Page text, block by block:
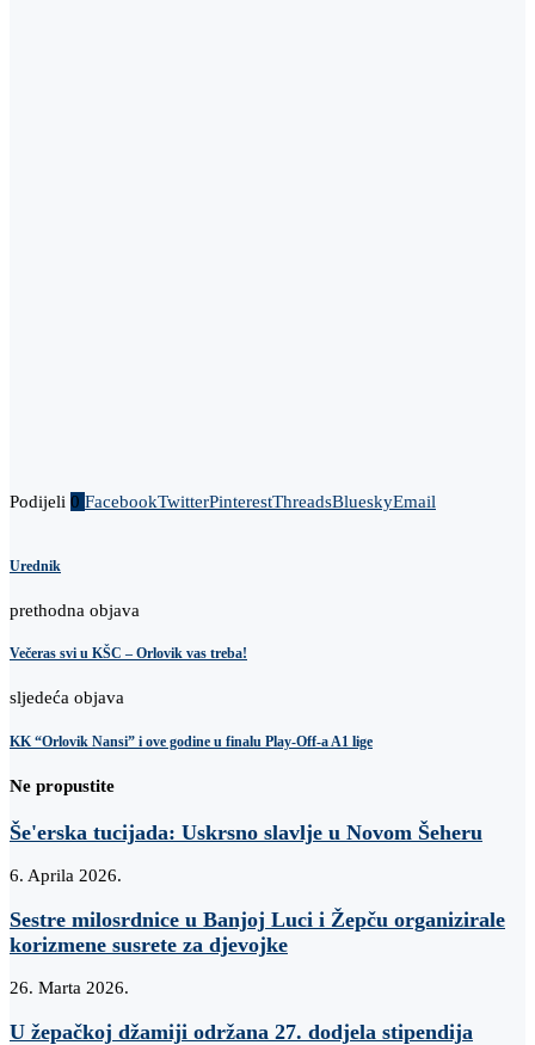
Podijeli 0 FacebookTwitterPinterestThreadsBlueskyEmail
Urednik
prethodna objava
Večeras svi u KŠC – Orlovik vas treba!
sljedeća objava
KK “Orlovik Nansi” i ove godine u finalu Play-Off-a A1 lige
Ne propustite
Še'erska tucijada: Uskrsno slavlje u Novom Šeheru
6. Aprila 2026.
Sestre milosrdnice u Banjoj Luci i Žepču organizirale
korizmene susrete za djevojke
26. Marta 2026.
U žepačkoj džamiji održana 27. dodjela stipendija